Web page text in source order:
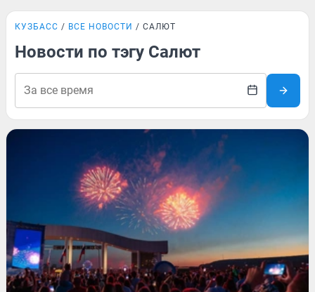
КУЗБАСС ВСЕ НОВОСТИ САЛЮТ
Новости по тэгу Салют